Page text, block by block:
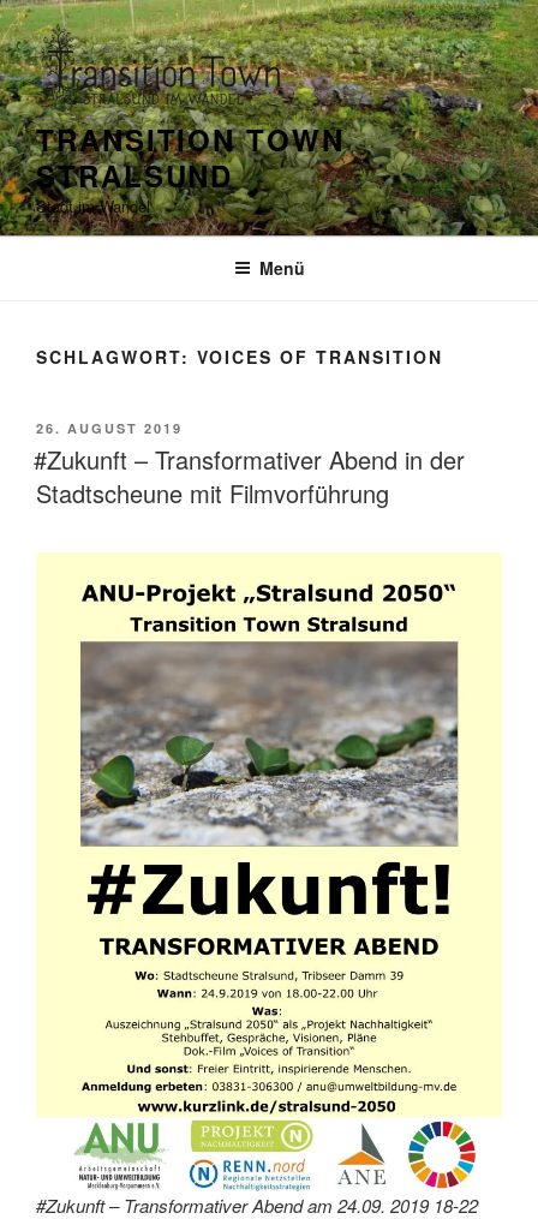
Zum
Inhalt
springen
TRANSITION TOWN
STRALSUND
Stadt im Wandel
Menü
SCHLAGWORT: VOICES OF TRANSITION
VERÖFFENTLICHT
AM
26. AUGUST 2019
#Zukunft – Transformativer Abend in der
Stadtscheune mit Filmvorführung
#Zukunft – Transformativer Abend am 24.09. 2019 18-22